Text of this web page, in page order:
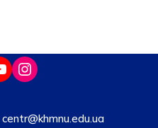
centr@khmnu.edu.ua